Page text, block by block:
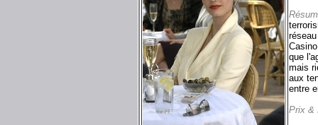
que
mais
aux
entre
Prix &